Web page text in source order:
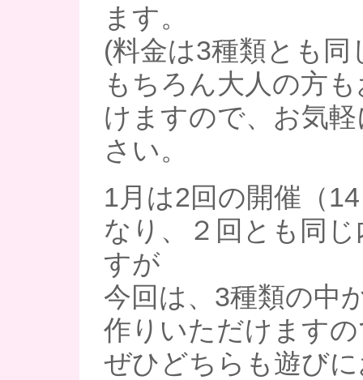
ます。
(料金は3種類とも同
もちろん大人の方
けますので、お気
さい。
1月は2回の開催（
なり、２回とも同
すが
今回は、3種類の中
作りいただけます
ぜひどちらも遊び